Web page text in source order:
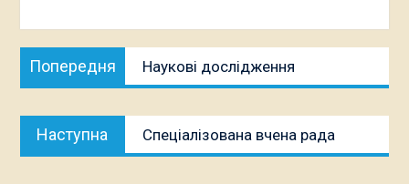
Навігація
записів
Попередня
публікація:
Наукові дослідження
Наступна
публікація:
Спеціалізована вчена рада